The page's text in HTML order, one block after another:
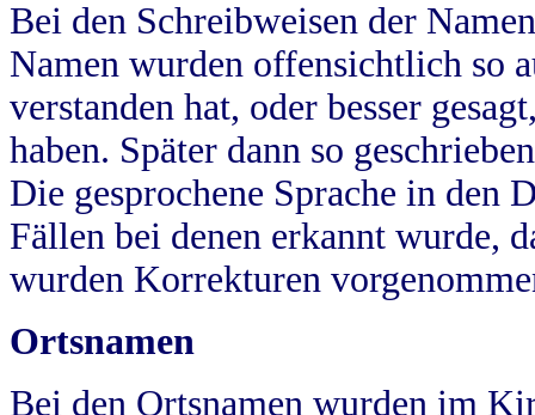
Bei den Schreibweisen der
Namen wurden offensichtlich so
verstanden hat, oder besser
haben. Später dann so
Die gesprochene Sprache in
Fällen bei denen erkannt wurde,
wurden Korrekturen
Ortsnamen
Bei den Ortsnamen wurden im